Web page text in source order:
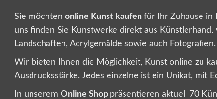
Sie möchten online Kunst kaufen für Ihr Zuhause in
uns finden Sie Kunstwerke direkt aus
Landschaften, Acrylgemälde sowie auch Fotografien.
Wir bieten Ihnen die Möglichkeit, Kunst online zu
Ausdrucksstärke. Jedes einzelne ist ein Unikat, mit
In unserem Online Shop präsentieren aktuell 70